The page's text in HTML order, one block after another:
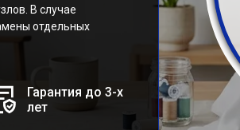
В случае
отдельных
Гарантия до 3-х
лет